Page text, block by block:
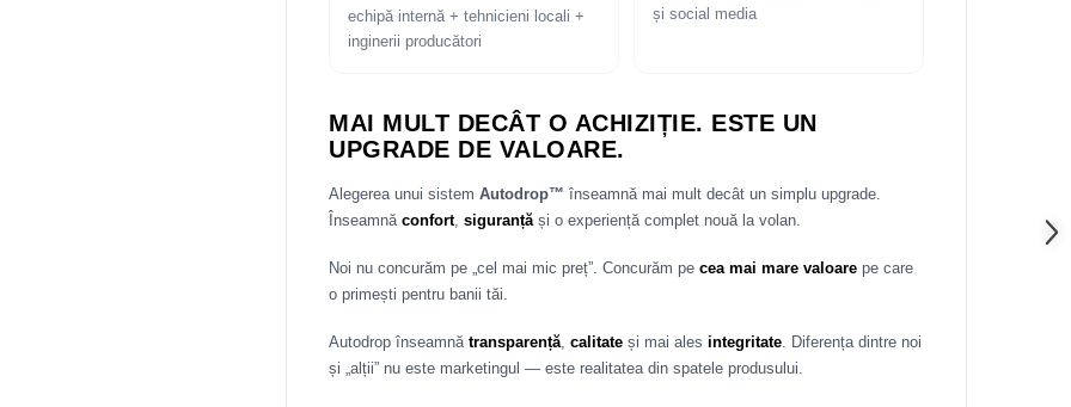
echipă internă + tehnicieni locali +
inginerii producători
și social media
MAI MULT DECÂT O ACHIZIȚIE. ESTE UN
UPGRADE DE VALOARE.
Alegerea unui sistem Autodrop™ înseamnă mai mult decât un simplu upgrade.
Înseamnă confort, siguranțăși o experiență complet nouă la volan.
Noi nu concurăm pe „cel mai mic preț”. Concurăm pe cea mai mare valoare pe care
o primești pentru banii tăi.
Autodrop înseamnă transparență, calitate și mai ales integritate. Diferența dintre noi
și „alții” nu este marketingul — este realitatea din spatele produsului.